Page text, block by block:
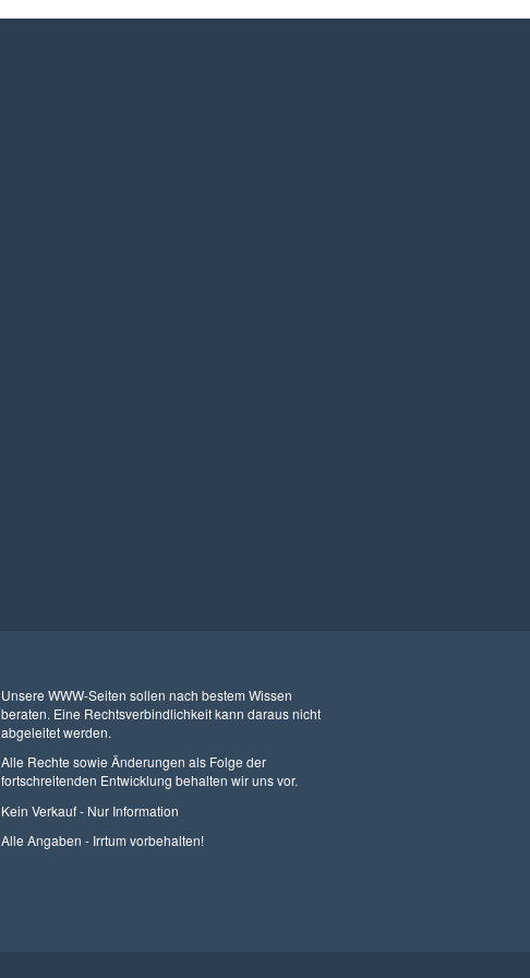
Unsere WWW-Seiten sollen nach bestem Wissen
beraten. Eine Rechtsverbindlichkeit kann daraus nicht
abgeleitet werden.
Alle Rechte sowie Änderungen als Folge der
fortschreitenden Entwicklung behalten wir uns vor.
Kein Verkauf - Nur Information
Alle Angaben - Irrtum vorbehalten!